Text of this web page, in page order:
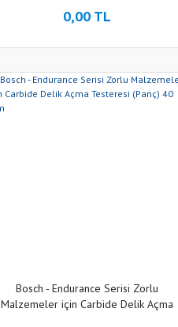
0,00 TL
Bosch - Endurance Serisi Zorlu
Malzemeler için Carbide Delik Açma